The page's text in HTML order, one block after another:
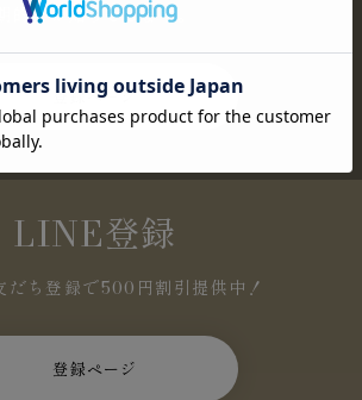
期的にお知らせします。
登録ページ
LINE登録
ち登録で500円割引提供中！
登録ページ